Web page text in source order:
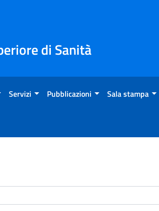
di Sanità
Servizi Pubblicazioni Sala stampa
- Eventi